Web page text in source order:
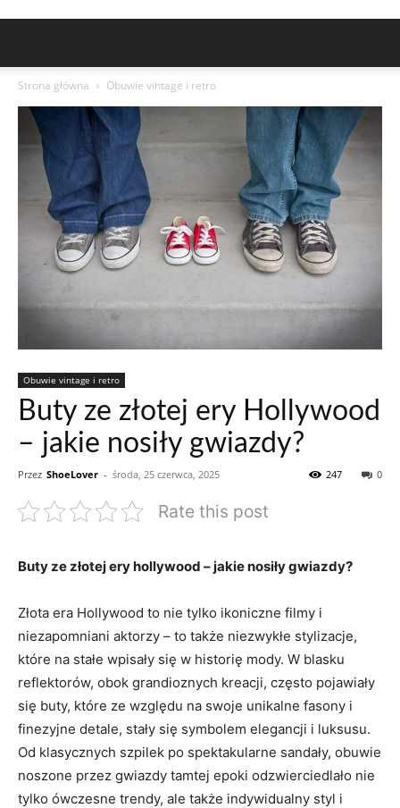
Strona główna Obuwie vintage i retro
Obuwie vintage i retro
Buty ze złotej ery Hollywood
– jakie nosiły gwiazdy?
Przez ShoeLover - środa, 25 czerwca, 2025 0
247
Rate this post
Buty ze złotej ery hollywood – jakie nosiły gwiazdy?
Złota era Hollywood to nie tylko ikoniczne filmy i
niezapomniani aktorzy – to także niezwykłe stylizacje,
które na stałe wpisały się w historię mody. W blasku
reflektorów, obok grandioznych kreacji, często pojawiały
się buty, które ze względu na swoje unikalne fasony i
finezyjne detale, stały się symbolem elegancji i luksusu.
Od klasycznych szpilek po spektakularne sandały, obuwie
noszone przez gwiazdy tamtej epoki odzwierciedlało nie
tylko ówczesne trendy, ale także indywidualny styl i